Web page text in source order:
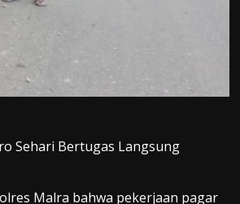
Sehari Bertugas Langsung
Malra bahwa pekerjaan pagar